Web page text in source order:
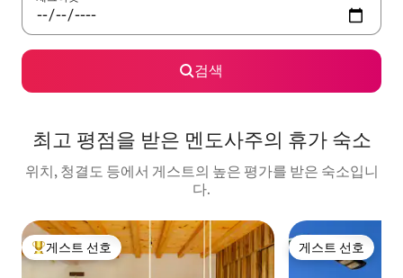
검색
최고 평점을 받은 멘도사주의 휴가 숙소
위치, 청결도 등에서 게스트의 높은 평가를 받은 숙소입니
다.
상위 게스트 선호
게스트 선호 게스트 선호
게스트 선호